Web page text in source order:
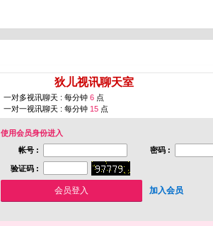
狄儿视讯聊天室
一对多视讯聊天 : 每分钟 6 点
一对一视讯聊天 : 每分钟 15 点
使用会员身份进入
帐号 :
密码 :
验证码 :
加入会员